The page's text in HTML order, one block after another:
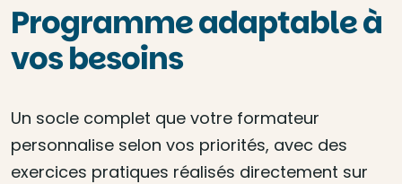
Programme adaptable à
vos besoins
Un socle complet que votre formateur
personnalise selon vos priorités, avec des
exercices pratiques réalisés directement sur